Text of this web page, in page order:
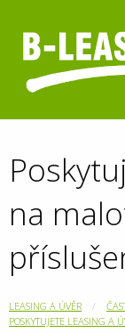
na
LEASING A ÚVĚR
POSKYTUJETE LEASING A